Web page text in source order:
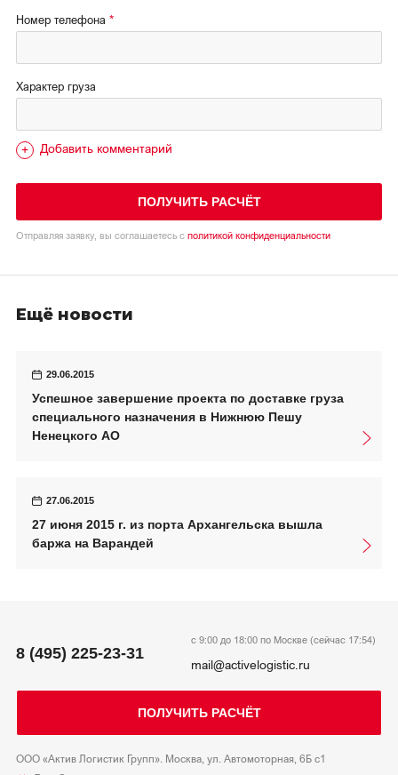
Номер телефона
Характер груза
Добавить комментарий
ПОЛУЧИТЬ РАСЧЁТ
Отправляя заявку, вы соглашаетесь с политикой конфиденциальности
Ещё новости
29.06.2015
Успешное завершение проекта по доставке груза
специального назначения в Нижнюю Пешу
Ненецкого АО
27.06.2015
27 июня 2015 г. из порта Архангельска вышла
баржа на Варандей
8 (495) 225-23-31
с 9:00 до 18:00 по Москве (сейчас 17:54)
mail@activelogistic.ru
ПОЛУЧИТЬ РАСЧЁТ
ООО «Актив Логистик Групп». Москва, ул. Автомоторная, 6Б с1